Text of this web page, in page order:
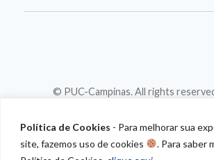
Política de Cookies - Para melhorar sua
site, fazemos uso de cookies
. Para saber
© PUC-Campinas. All rights